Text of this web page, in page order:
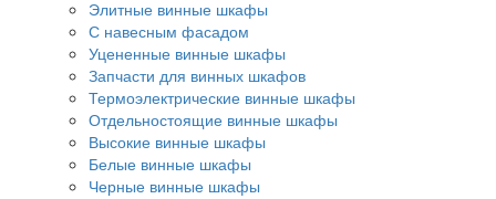
Элитные винные шкафы
С навесным фасадом
Уцененные винные шкафы
Запчасти для винных шкафов
Термоэлектрические винные шкафы
Отдельностоящие винные шкафы
Высокие винные шкафы
Белые винные шкафы
Черные винные шкафы